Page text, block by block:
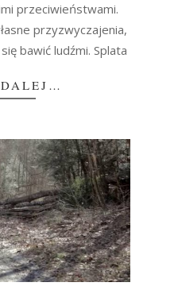
przeciwieństwami.
przyzwyczajenia,
bawić ludźmi. Splata